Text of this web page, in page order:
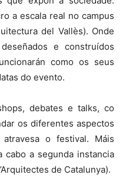
a escala real no campus
del Vallès). Onde
e construídos
como os seus
do evento.
debates e talks, co
os diferentes aspectos
o festival. Máis
cabo a segunda instancia
de Catalunya).